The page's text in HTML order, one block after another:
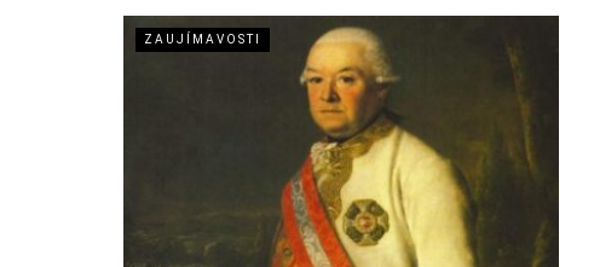
ZAUJÍMAVOSTI